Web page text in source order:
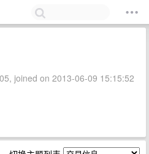
joined on 2013-06-09 15:15:52